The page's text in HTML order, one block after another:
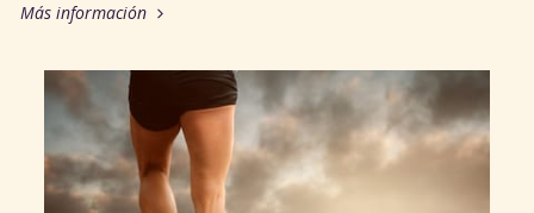
Más información